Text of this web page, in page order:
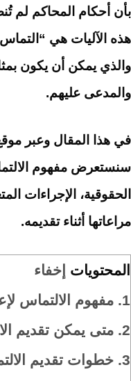
بأن أحكام المحاكم
هذه الآليات هي
والذي يمكن أن يكون
والمدعى عليهم.
في هذا المقال وعبر
سنستعرض مفهوم
الحقوقية، الإجراءات
مراعاتها أثناء تقديمه.
المحتويات إخفاء
1. مفهوم الالتماس
2. متى يمكن تقديم
3. خطوات تقديم